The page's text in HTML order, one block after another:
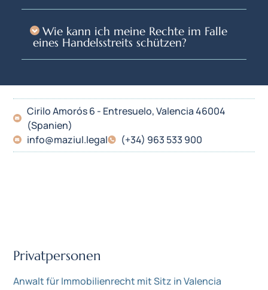
Wie kann ich meine Rechte im Falle
eines Handelsstreits schützen?
Cirilo Amorós 6 - Entresuelo, Valencia 46004
(Spanien)
info@maziul.legal
(+34) 963 533 900
Privatpersonen
Anwalt für Immobilienrecht mit Sitz in Valencia